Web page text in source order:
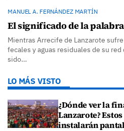
MANUEL A. FERNÁNDEZ MARTÍN
El significado de la
Mientras Arrecife de Lanzarote
fecales y aguas residuales de su
sido…
LO MÁS VISTO
¿Dónde ver la
Lanzarote?
instalarán